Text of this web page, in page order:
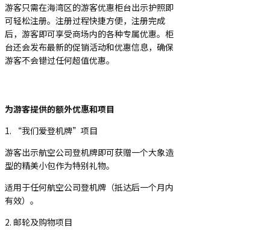
游客只需在海湾区的游客优惠柜台出示护照即
可轻松注册。注册过程快捷方便，注册完成
后，游客即可享受商场内的各种专属优惠。柜
台还会发布最新的促销活动和优惠信息，确保
游客不会错过任何超值优惠。
为游客提供的额外优惠和项目
1. “我们爱登机牌”项目
游客出示航空公司登机牌即可获赠一个大象造
型的精美小包作为特别礼物。
适用于任何航空公司登机牌（抵达后一个月内
有效）。
2. 邮轮及购物项目